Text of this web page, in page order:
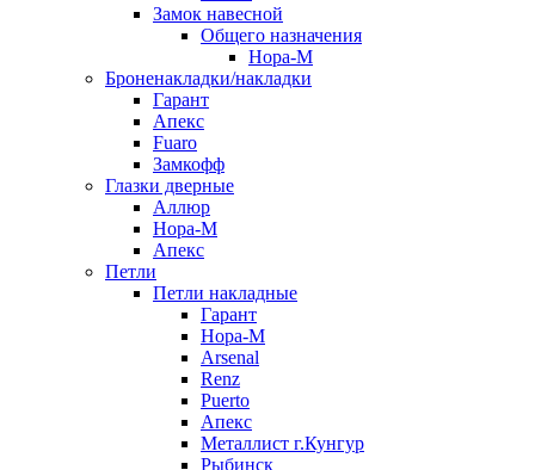
Замок навесной
Общего назначения
Нора-М
Броненакладки/накладки
Гарант
Апекс
Fuaro
Замкофф
Глазки дверные
Аллюр
Нора-М
Апекс
Петли
Петли накладные
Гарант
Нора-М
Arsenal
Renz
Puerto
Апекс
Металлист г.Кунгур
Рыбинск